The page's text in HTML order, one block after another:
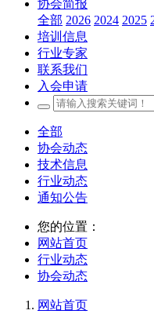
协会简报
全部 2026 2024 2025
培训信息
行业专家
联系我们
入会申请
全部
协会动态
技术信息
行业动态
通知公告
您的位置：
网站首页
行业动态
协会动态
网站首页